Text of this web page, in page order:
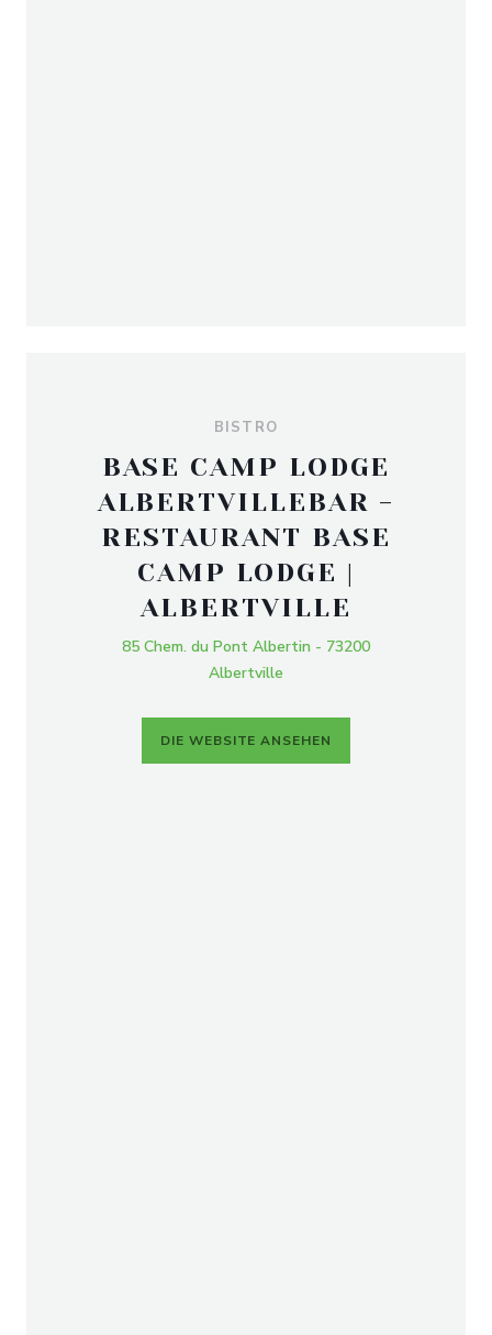
BISTRO
BASE CAMP LODGE
ALBERTVILLEBAR -
RESTAURANT BASE
CAMP LODGE |
ALBERTVILLE
85 Chem. du Pont Albertin - 73200
Albertville
DIE WEBSITE ANSEHEN